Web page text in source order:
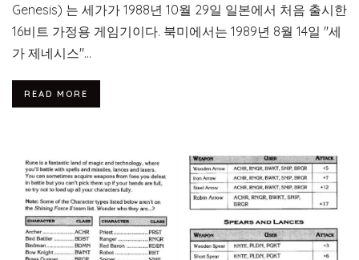
Genesis) 는 세가가 1988년 10월 29일 일본에서 처음 출시한
16비트 가정용 게임기이다. 북미에서는 1989년 8월 14일 "세
가 제네시스"...
READ MORE